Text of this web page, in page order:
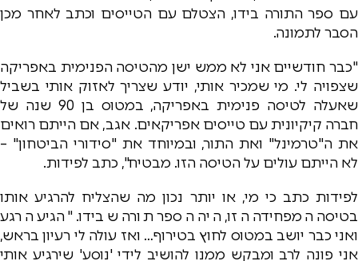
עם ספר התורה בידו, הצטלם עם הטייסים וכתב לאחר מכן
הסבר לתמונה.
"כבר חודשיים אני לא ממש ישן מהטיסה הפנימית באפריקה
שצפויה לי. מי שמכיר אותי, יודע שצריך לאזוק אותי בשביל
שאעלה לטיסה פנימית באפריקה, במטוס בן 90 שנה של
חברה קיקיונית עם טייסים אפריקאים. אגב, אם הייתם רואים
את ה"טרמינל" ואת התור, ובמיוחד את "סידורי הביטחון" –
לא הייתם עולים על הטיסה הזו. מבטיח", כתב לפידות.
לפידות כתב כי מי, או יותר נכון מה שהצליח להרגיע אותו
בטיסה המפחידה הזו, היה הספר תורה שבידו. "הגיע הרגע
ואני כבר יושב במטוס לחוץ בטירוף… ואז עולה לי רעיון בראש,
אני פונה לרב ומבקש ממנו להושיב לידי 'נוסע' שירגיע אותי